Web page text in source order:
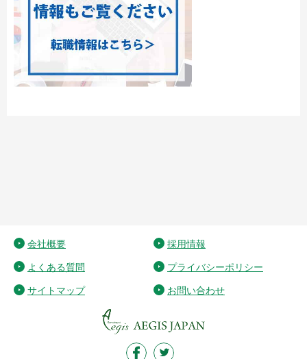
会社概要 採用情報
よくある質問 プライバシーポリシー
サイトマップ お問い合わせ